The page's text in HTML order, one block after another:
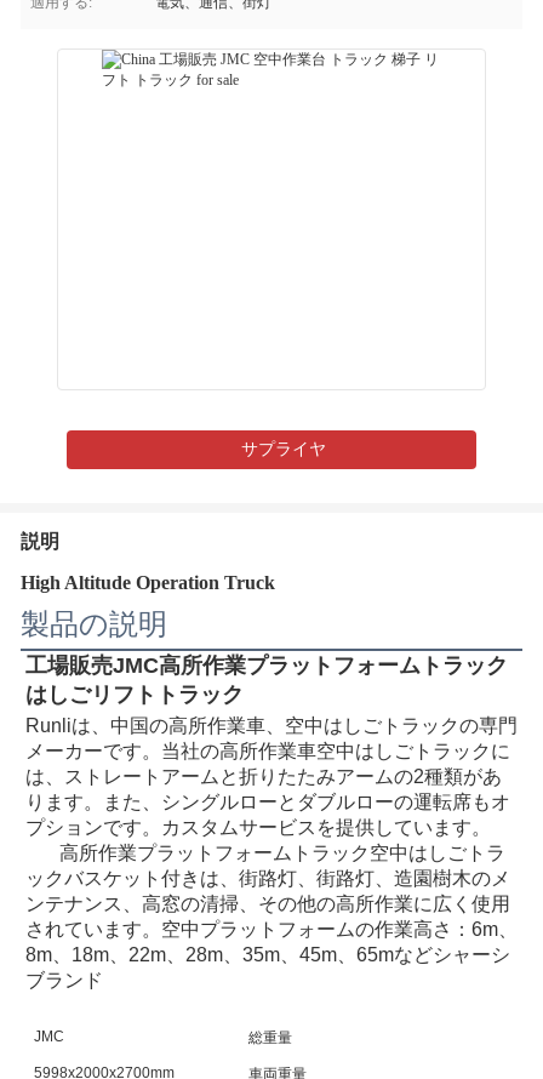
サプライヤ
説明
High Altitude Operation Truck
製品の説明
工場販売JMC高所作業プラットフォームトラック
はしごリフトトラック
Runliは、中国の高所作業車、空中はしごトラックの専門
メーカーです。当社の高所作業車空中はしごトラック に
は、ストレートアームと折りたたみアームの2種類があ
ります。また、シングルローとダブルローの運転席もオ
プションです。カスタムサービスを提供しています。
高所作業プラットフォームトラック 空中はしごトラ
ックバスケット付き は、街路灯、街路灯、造園樹木のメ
ンテナンス、高窓の清掃、その他の高所作業に広く使用
されています。 空中プラットフォームの作業高さ：6m、
8m、18m、22m、28m、35m、45m、65mなどシャーシ
ブランド
JMC 総重量
5998x2000x2700mm 車両重量